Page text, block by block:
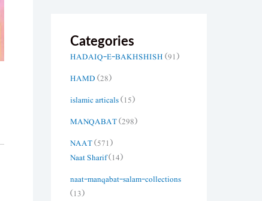
Categories
HADAIQ-E-BAKHSHISH(91)
HAMD(28)
islamic articals(15)
MANQABAT(298)
NAAT(571)
Naat Sharif(14)
naat-manqabat-salam-collections
(13)